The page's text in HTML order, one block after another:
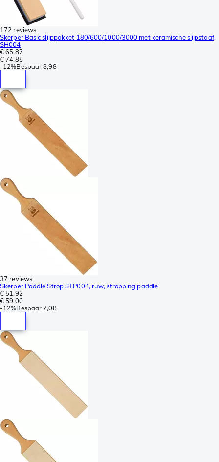
172 reviews
Skerper Basic slijppakket 180/600/1000/3000 met keramische slijpstaaf,
SH004
€ 65,87
€ 74,85
-12%Bespaar 8,98
37 reviews
Skerper Paddle Strop STP004, ruw, stropping paddle
€ 51,92
€ 59,00
-12%Bespaar 7,08